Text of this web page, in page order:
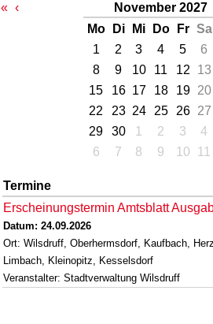
« ‹
November 2027
Mo
Di Mi Do Fr Sa
1
2 3 4 5 6
8
9 10 11 12 13
15
16 17 18 19 20
22
23 24 25 26 27
29
30 1 2 3 4
6
7 8 9 10 11
Termine
Erscheinungstermin Amtsblatt
Datum: 24.09.2026
Ort: Wilsdruff, Oberhermsdorf, Kaufbach,
Limbach, Kleinopitz, Kesselsdorf
Veranstalter: Stadtverwaltung Wilsdruff